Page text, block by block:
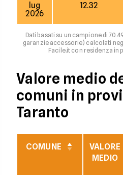
lug
2026
12.32
Dati basati su un campione di
garanzie accessorie) calcolati
Facile.it con residenza in
Valore medio
comuni in
Taranto
COMUNE
VALORE
MEDIO